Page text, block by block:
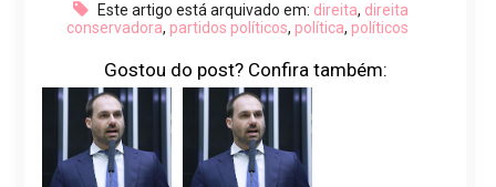
Este artigo está arquivado em: direita, direita
conservadora, partidos políticos, política, políticos
Gostou do post? Confira também: